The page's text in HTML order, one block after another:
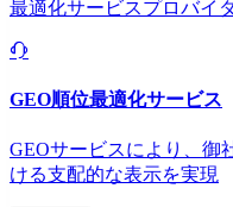
最適化サービスプロバイ
GEO順位最適化サービス
GEOサービスにより、御
ける支配的な表示を実現​